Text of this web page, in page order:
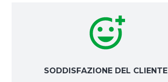
SODDISFAZIONE DEL CLIENTE